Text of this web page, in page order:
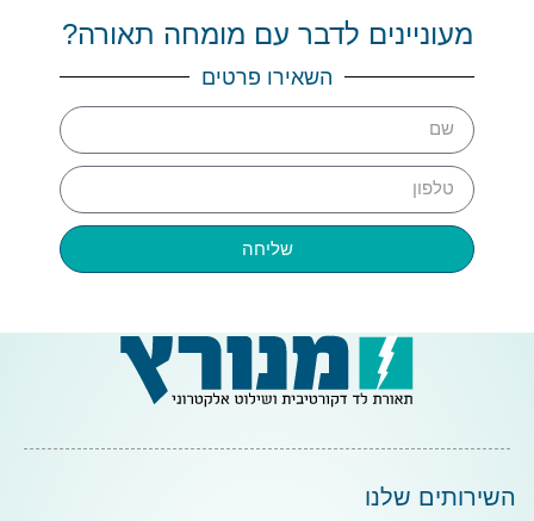
מעוניינים לדבר עם מומחה תאורה?
השאירו פרטים
שליחה
השירותים שלנו